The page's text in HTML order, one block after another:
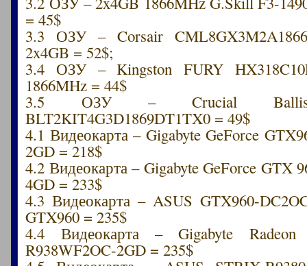
= 45$
3.3 ОЗУ – Corsair
2x4GB = 52$;
3.4 ОЗУ – Kingston FURY
1866MHz = 44$
3.5 ОЗУ – Crucial
BLT2KIT4G3D1869DT1TX0 = 49$
4.1 Видеокарта – Gigabyte GeForce
2GD = 218$
4.2 Видеокарта – Gigabyte GeForce GTX
4GD = 233$
4.3 Видеокарта – ASUS GTX960-
GTX960 = 235$
4.4 Видеокарта – Gigabyte
R938WF2OC-2GD = 235$